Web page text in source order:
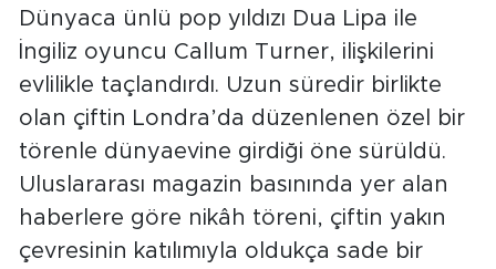
Dünyaca ünlü pop yıldızı Dua Lipa ile
İngiliz oyuncu Callum Turner, ilişkilerini
evlilikle taçlandırdı. Uzun süredir birlikte
olan çiftin Londra’da düzenlenen özel bir
törenle dünyaevine girdiği öne sürüldü.
Uluslararası magazin basınında yer alan
haberlere göre nikâh töreni, çiftin yakın
çevresinin katılımıyla oldukça sade bir